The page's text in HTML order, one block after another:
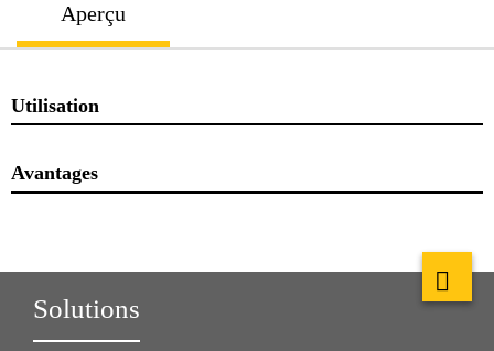
Aperçu
Utilisation
Avantages
Solutions